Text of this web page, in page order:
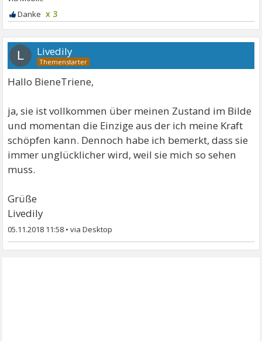
x 3
L Livedily
Hallo BieneTriene,
ja, sie ist vollkommen über meinen Zustand im Bilde
und momentan die Einzige aus der ich meine Kraft
schöpfen kann. Dennoch habe ich bemerkt, dass sie
immer unglücklicher wird, weil sie mich so sehen
muss.
Grüße
Livedily
05.11.2018 11:58 •